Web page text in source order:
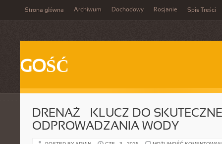
Strona główna Archiwum Dochodowy Rosjanie Spis Treści
GOŚĆ
DRENAŻ – KLUCZ DO
ODPROWADZANIA WODY